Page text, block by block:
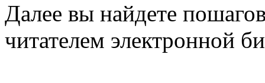
Далее вы найдете
читателем электронной